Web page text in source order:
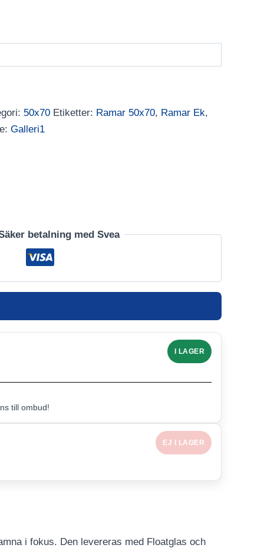
50x70 Etiketter: Ramar 50x70, Ramar Ek,
Galleri1
betalning med Svea
I LAGER
till ombud!
EJ I LAGER
i fokus. Den levereras med Floatglas och